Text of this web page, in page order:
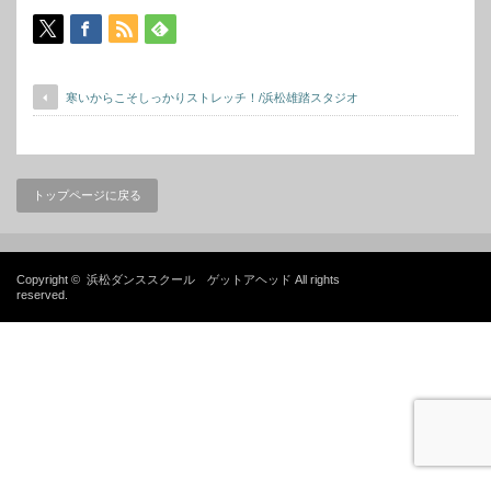
寒いからこそしっかりストレッチ！/浜松雄踏スタジオ
トップページに戻る
Copyright © 浜松ダンススクール ゲットアヘッド All rights
reserved.